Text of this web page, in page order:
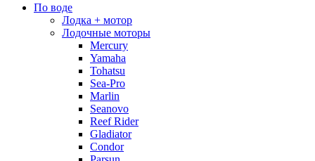
По воде
Лодка + мотор
Лодочные моторы
Mercury
Yamaha
Tohatsu
Sea-Pro
Marlin
Seanovo
Reef Rider
Gladiator
Condor